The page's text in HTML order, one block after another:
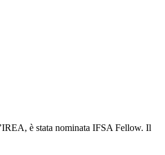
è stata nominata IFSA Fellow. Il